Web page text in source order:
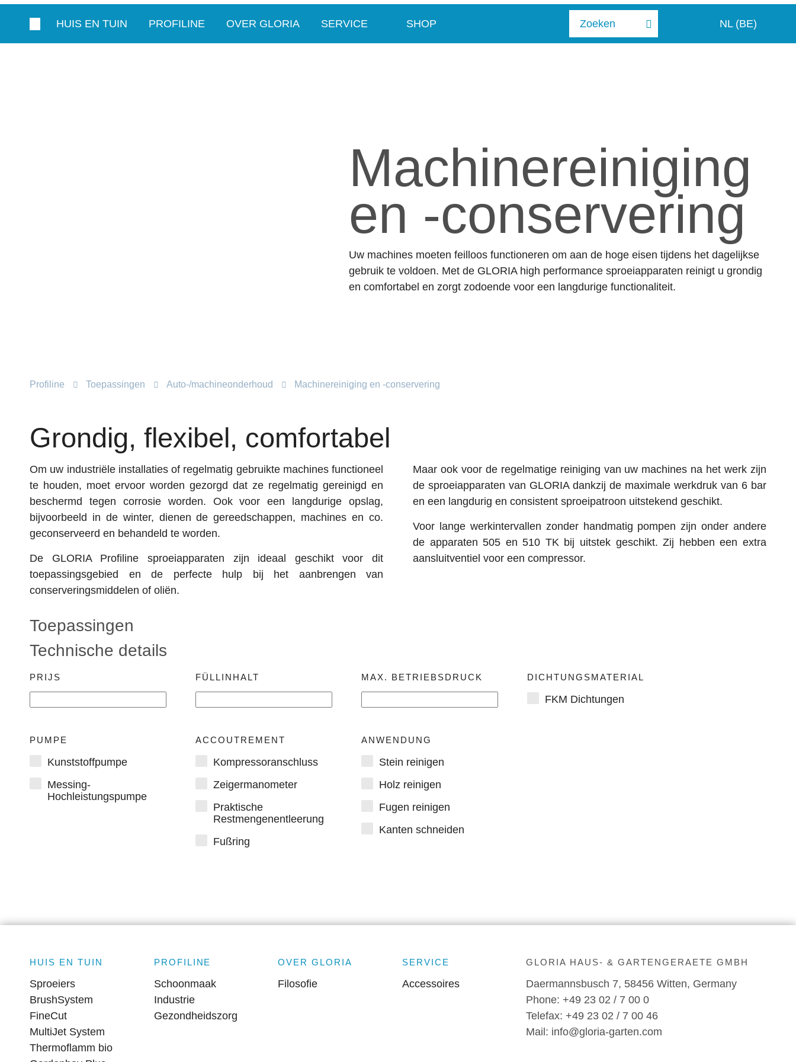
HUIS EN TUIN PROFILINE OVER GLORIA SERVICE SHOP NL (BE)
Machinereiniging
en -conservering
Uw machines moeten feilloos functioneren om aan de hoge eisen tijdens het dagelijkse
gebruik te voldoen. Met de GLORIA high performance sproeiapparaten reinigt u grondig
en comfortabel en zorgt zodoende voor een langdurige functionaliteit.
Profiline Toepassingen Auto-/­machineonderhoud Machinereiniging en -conservering
Grondig, flexibel, comfortabel
Om uw industriële installaties of regelmatig gebruikte machines functioneel
te houden, moet ervoor worden gezorgd dat ze regelmatig gereinigd en
beschermd tegen corrosie worden. Ook voor een langdurige opslag,
bijvoorbeeld in de winter, dienen de gereedschappen, machines en co.
geconserveerd en behandeld te worden.
De GLORIA Profiline sproeiapparaten zijn ideaal geschikt voor dit
toepassingsgebied en de perfecte hulp bij het aanbrengen van
conserveringsmiddelen of oliën.
Maar ook voor de regelmatige reiniging van uw machines na het werk zijn
de sproeiapparaten van GLORIA dankzij de maximale werkdruk van 6 bar
en een langdurig en consistent sproeipatroon uitstekend geschikt.
Voor lange werkintervallen zonder handmatig pompen zijn onder andere
de apparaten 505 en 510 TK bij uitstek geschikt. Zij hebben een extra
aansluitventiel voor een compressor.
Toepassingen
Technische details
PRIJS FÜLLINHALT MAX. BETRIEBSDRUCK DICHTUNGSMATERIAL
FKM Dichtungen
PUMPE
Kunststoffpumpe
Messing-
Hochleistungspumpe
ACCOUTREMENT
Kompressoranschluss
Zeigermanometer
Praktische
Restmengenentleerung
Fußring
ANWENDUNG
Stein reinigen
Holz reinigen
Fugen reinigen
Kanten schneiden
HUIS EN TUIN
Sproeiers
BrushSystem
FineCut
MultiJet System
Thermoflamm bio
PROFILINE
Schoonmaak
Industrie
Gezondheidszorg
OVER GLORIA
Filosofie
SERVICE
Accessoires
GLORIA HAUS- & GARTENGERAETE GMBH
Daermannsbusch 7, 58456 Witten, Germany
Phone: +49 23 02 / 7 00 0
Telefax: +49 23 02 / 7 00 46
Mail: info@gloria-garten.com